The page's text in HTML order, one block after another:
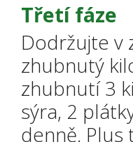
Třetí fáze
Dodržujte v
zhubnutý
zhubnutí 3
sýra, 2
denně. Plus